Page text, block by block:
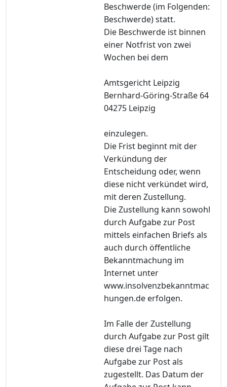
Beschwerde (im Folgenden:
Beschwerde) statt.
Die Beschwerde ist binnen
einer Notfrist von zwei
Wochen bei dem
Amtsgericht Leipzig
Bernhard-Göring-Straße 64
04275 Leipzig
einzulegen.
Die Frist beginnt mit der
Verkündung der
Entscheidung oder, wenn
diese nicht verkündet wird,
mit deren Zustellung.
Die Zustellung kann sowohl
durch Aufgabe zur Post
mittels einfachen Briefs als
auch durch öffentliche
Bekanntmachung im
Internet unter
www.insolvenzbekanntmac
hungen.de erfolgen.
Im Falle der Zustellung
durch Aufgabe zur Post gilt
diese drei Tage nach
Aufgabe zur Post als
zugestellt. Das Datum der